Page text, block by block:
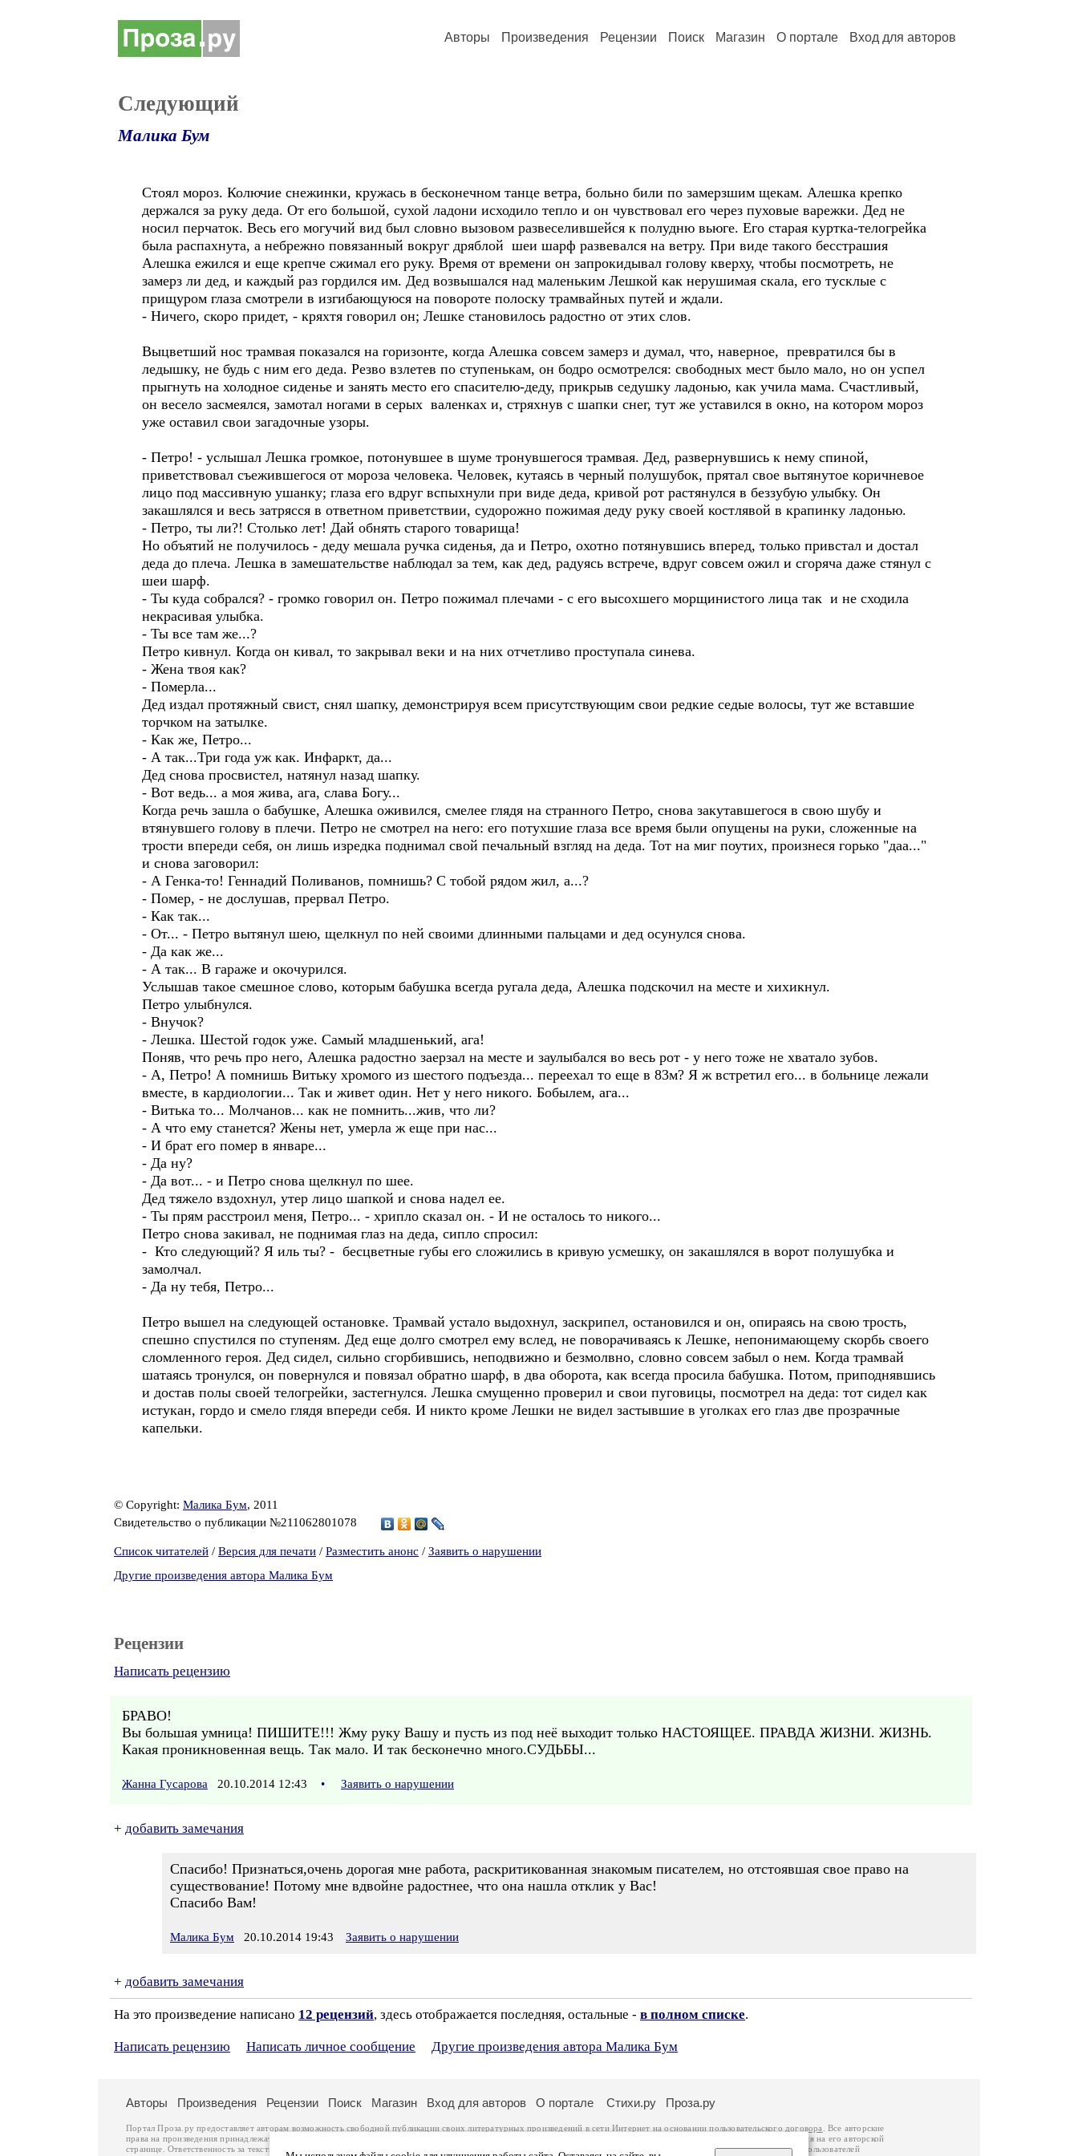
Авторы Произведения Рецензии Поиск Магазин О портале Вход для авторов
Следующий
Малика Бум
Стоял мороз. Колючие снежинки, кружась в бесконечном танце ветра, больно били по замерзшим щекам. Алешка крепко
держался за руку деда. От его большой, сухой ладони исходило тепло и он чувствовал его через пуховые варежки. Дед не
носил перчаток. Весь его могучий вид был словно вызовом развеселившейся к полудню вьюге. Его старая куртка-телогрейка
была распахнута, а небрежно повязанный вокруг дряблой шеи шарф развевался на ветру. При виде такого бесстрашия
Алешка ежился и еще крепче сжимал его руку. Время от времени он запрокидывал голову кверху, чтобы посмотреть, не
замерз ли дед, и каждый раз гордился им. Дед возвышался над маленьким Лешкой как нерушимая скала, его тусклые с
прищуром глаза смотрели в изгибающуюся на повороте полоску трамвайных путей и ждали.
- Ничего, скоро придет, - кряхтя говорил он; Лешке становилось радостно от этих слов.
Выцветший нос трамвая показался на горизонте, когда Алешка совсем замерз и думал, что, наверное, превратился бы в
ледышку, не будь с ним его деда. Резво взлетев по ступенькам, он бодро осмотрелся: свободных мест было мало, но он успел
прыгнуть на холодное сиденье и занять место его спасителю-деду, прикрыв седушку ладонью, как учила мама. Счастливый,
он весело засмеялся, замотал ногами в серых валенках и, стряхнув с шапки снег, тут же уставился в окно, на котором мороз
уже оставил свои загадочные узоры.
- Петро! - услышал Лешка громкое, потонувшее в шуме тронувшегося трамвая. Дед, развернувшись к нему спиной,
приветствовал съежившегося от мороза человека. Человек, кутаясь в черный полушубок, прятал свое вытянутое коричневое
лицо под массивную ушанку; глаза его вдруг вспыхнули при виде деда, кривой рот растянулся в беззубую улыбку. Он
закашлялся и весь затрясся в ответном приветствии, судорожно пожимая деду руку своей костлявой в крапинку ладонью.
- Петро, ты ли?! Столько лет! Дай обнять старого товарища!
Но объятий не получилось - деду мешала ручка сиденья, да и Петро, охотно потянувшись вперед, только привстал и достал
деда до плеча. Лешка в замешательстве наблюдал за тем, как дед, радуясь встрече, вдруг совсем ожил и сгоряча даже стянул с
шеи шарф.
- Ты куда собрался? - громко говорил он. Петро пожимал плечами - с его высохшего морщинистого лица так и не сходила
некрасивая улыбка.
- Ты все там же...?
Петро кивнул. Когда он кивал, то закрывал веки и на них отчетливо проступала синева.
- Жена твоя как?
- Померла...
Дед издал протяжный свист, снял шапку, демонстрируя всем присутствующим свои редкие седые волосы, тут же вставшие
торчком на затылке.
- Как же, Петро...
- А так...Три года уж как. Инфаркт, да...
Дед снова просвистел, натянул назад шапку.
- Вот ведь... а моя жива, ага, слава Богу...
Когда речь зашла о бабушке, Алешка оживился, смелее глядя на странного Петро, снова закутавшегося в свою шубу и
втянувшего голову в плечи. Петро не смотрел на него: его потухшие глаза все время были опущены на руки, сложенные на
трости впереди себя, он лишь изредка поднимал свой печальный взгляд на деда. Тот на миг поутих, произнеся горько "даа..."
и снова заговорил:
- А Генка-то! Геннадий Поливанов, помнишь? С тобой рядом жил, а...?
- Помер, - не дослушав, прервал Петро.
- Как так...
- От... - Петро вытянул шею, щелкнул по ней своими длинными пальцами и дед осунулся снова.
- Да как же...
- А так... В гараже и окочурился.
Услышав такое смешное слово, которым бабушка всегда ругала деда, Алешка подскочил на месте и хихикнул.
Петро улыбнулся.
- Внучок?
- Лешка. Шестой годок уже. Самый младшенький, ага!
Поняв, что речь про него, Алешка радостно заерзал на месте и заулыбался во весь рот - у него тоже не хватало зубов.
- А, Петро! А помнишь Витьку хромого из шестого подъезда... переехал то еще в 83м? Я ж встретил его... в больнице лежали
вместе, в кардиологии... Так и живет один. Нет у него никого. Бобылем, ага...
- Витька то... Молчанов... как не помнить...жив, что ли?
- А что ему станется? Жены нет, умерла ж еще при нас...
- И брат его помер в январе...
- Да ну?
- Да вот... - и Петро снова щелкнул по шее.
Дед тяжело вздохнул, утер лицо шапкой и снова надел ее.
- Ты прям расстроил меня, Петро... - хрипло сказал он. - И не осталось то никого...
Петро снова закивал, не поднимая глаз на деда, сипло спросил:
- Кто следующий? Я иль ты? - бесцветные губы его сложились в кривую усмешку, он закашлялся в ворот полушубка и
замолчал.
- Да ну тебя, Петро...
Петро вышел на следующей остановке. Трамвай устало выдохнул, заскрипел, остановился и он, опираясь на свою трость,
спешно спустился по ступеням. Дед еще долго смотрел ему вслед, не поворачиваясь к Лешке, непонимающему скорбь своего
сломленного героя. Дед сидел, сильно сгорбившись, неподвижно и безмолвно, словно совсем забыл о нем. Когда трамвай
шатаясь тронулся, он повернулся и повязал обратно шарф, в два оборота, как всегда просила бабушка. Потом, приподнявшись
и достав полы своей телогрейки, застегнулся. Лешка смущенно проверил и свои пуговицы, посмотрел на деда: тот сидел как
истукан, гордо и смело глядя впереди себя. И никто кроме Лешки не видел застывшие в уголках его глаз две прозрачные
капельки.
© Copyright: Малика Бум, 2011
Свидетельство о публикации №211062801078
Список читателей / Версия для печати / Разместить анонс / Заявить о нарушении
Другие произведения автора Малика Бум
Рецензии
Написать рецензию
БРАВО!
Вы большая умница! ПИШИТЕ!!! Жму руку Вашу и пусть из под неё выходит только НАСТОЯЩЕЕ. ПРАВДА ЖИЗНИ. ЖИЗНЬ.
Какая проникновенная вещь. Так мало. И так бесконечно много.СУДЬБЫ...
Жанна Гусарова 20.10.2014 12:43 • Заявить о нарушении
+ добавить замечания
Спасибо! Признаться,очень дорогая мне работа, раскритикованная знакомым писателем, но отстоявшая свое право на
существование! Потому мне вдвойне радостнее, что она нашла отклик у Вас!
Спасибо Вам!
Малика Бум 20.10.2014 19:43 Заявить о нарушении
+ добавить замечания
На это произведение написано 12 рецензий, здесь отображается последняя, остальные - в полном списке.
Написать рецензию Написать личное сообщение Другие произведения автора Малика Бум
Авторы Произведения Рецензии Поиск Магазин Вход для авторов О портале Стихи.ру Проза.ру
Портал Проза.ру предоставляет авторам возможность свободной публикации своих литературных произведений в сети Интернет на основаниипользовательского договора
. Все авторские
права на произведения принадлежат авторам и охраняются
. Перепечатка произведений возможна только с согласия его автора, к которому вы можете обратиться на его авторской
странице. Ответственность за тексты произведений авторы несут самостоятельно на основании
законодательства Российской Федерации. Данные пользователей